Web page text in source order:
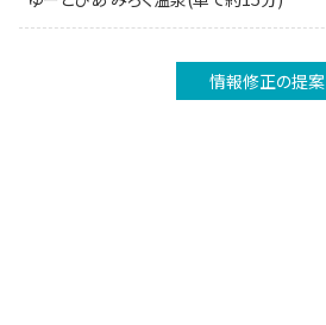
情報修正の提案